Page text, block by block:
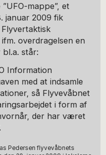
mappe”, et
januar 2009 fik
overdragelsen en
bl.a. står:
Information
med at indsamle
så Flyvevåbnet
i form af
der har været
Pedersen flyvevåbnets